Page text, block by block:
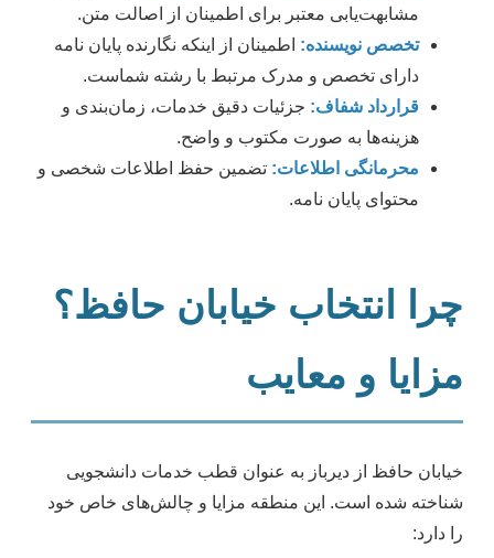
مشابهت‌یابی معتبر برای اطمینان از اصالت متن.
تخصص نویسنده: اطمینان از اینکه نگارنده پایان نامه
دارای تخصص و مدرک مرتبط با رشته شماست.
قرارداد شفاف: جزئیات دقیق خدمات، زمان‌بندی و
هزینه‌ها به صورت مکتوب و واضح.
محرمانگی اطلاعات: تضمین حفظ اطلاعات شخصی و
محتوای پایان نامه.
چرا انتخاب خیابان حافظ؟
مزایا و معایب
خیابان حافظ از دیرباز به عنوان قطب خدمات دانشجویی
شناخته شده است. این منطقه مزایا و چالش‌های خاص خود
را دارد: